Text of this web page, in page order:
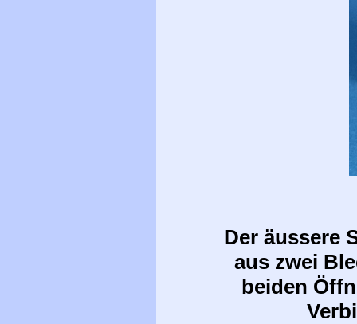
Der äussere
aus zwei
beiden